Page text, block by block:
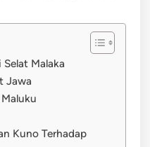
Malaka
Jawa
Kuno Terhadap